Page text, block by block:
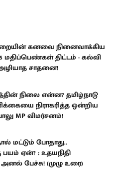
கனவை நினைவாக்கிய
திட்டம் - கல்வி
சாதனை!
நிலை என்ன? தமிழ்நாடு
நிராகரித்த ஒன்றிய
MP விமர்சனம்!
மட்டும் போதாது..
பயம் ஏன்? : உதயநிதி
பேச்சு! (முழு உரை)